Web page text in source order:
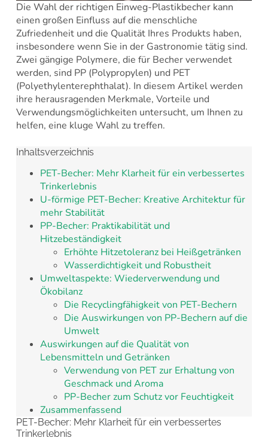
Die Wahl der richtigen Einweg-Plastikbecher kann
einen großen Einfluss auf die menschliche
Zufriedenheit und die Qualität Ihres Produkts haben,
insbesondere wenn Sie in der Gastronomie tätig sind.
Zwei gängige Polymere, die für Becher verwendet
werden, sind PP (Polypropylen) und PET
(Polyethylenterephthalat). In diesem Artikel werden
ihre herausragenden Merkmale, Vorteile und
Verwendungsmöglichkeiten untersucht, um Ihnen zu
helfen, eine kluge Wahl zu treffen.
Inhaltsverzeichnis
PET-Becher: Mehr Klarheit für ein verbessertes
Trinkerlebnis
U-förmige PET-Becher: Kreative Architektur für
mehr Stabilität
PP-Becher: Praktikabilität und
Hitzebeständigkeit
Erhöhte Hitzetoleranz bei Heißgetränken
Wasserdichtigkeit und Robustheit
Umweltaspekte: Wiederverwendung und
Ökobilanz
Die Recyclingfähigkeit von PET-Bechern
Die Auswirkungen von PP-Bechern auf die
Umwelt
Auswirkungen auf die Qualität von
Lebensmitteln und Getränken
Verwendung von PET zur Erhaltung von
Geschmack und Aroma
PP-Becher zum Schutz vor Feuchtigkeit
Zusammenfassend
PET-Becher: Mehr Klarheit für ein verbessertes
Trinkerlebnis